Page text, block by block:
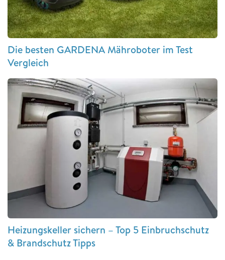
Die besten GARDENA Mähroboter im Test
Vergleich
Heizungskeller sichern – Top 5 Einbruchschutz
& Brandschutz Tipps